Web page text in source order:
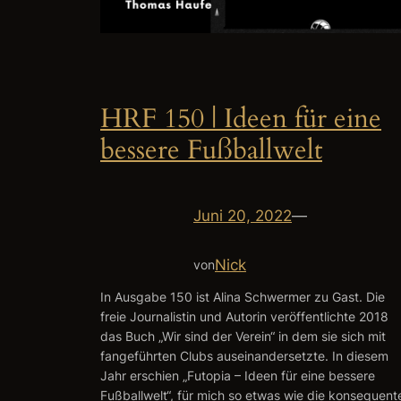
HRF 150 | Ideen für eine
bessere Fußballwelt
Juni 20, 2022—
vonNick
In Ausgabe 150 ist Alina Schwermer zu Gast. Die
freie Journalistin und Autorin veröffentlichte 2018
das Buch „Wir sind der Verein“ in dem sie sich mit
fangeführten Clubs auseinandersetzte. In diesem
Jahr erschien „Futopia – Ideen für eine bessere
Fußballwelt“, für mich so etwas wie die